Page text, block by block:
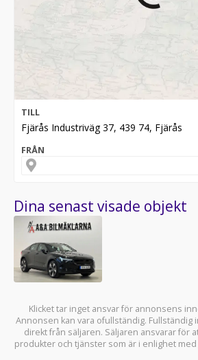
TILL
Fjärås Industriväg 37, 439 74, Fjärås
FRÅN
Dina senast visade objekt
Klicket tar inget ansvar för annonsens
Annonsen kan vara ofullständig. Fullständig
direkt från säljaren. Säljaren ansvarar för
produkter och tjänster som är i enlighet med